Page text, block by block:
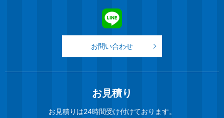
お問い合わせ
お見積り
お見積りは24時間受け付けております。